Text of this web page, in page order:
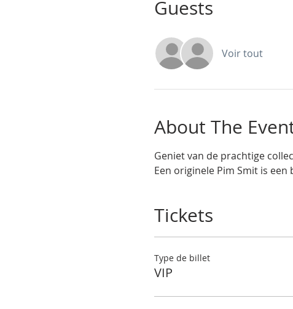
Guests
Voir tout
About The
Geniet van de prachtige
Een originele Pim Smit is een
Tickets
Type de billet
VIP